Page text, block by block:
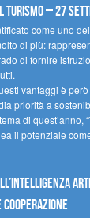
turismo – 27
come uno
di più:
di fornire
vantaggi è
priorità a
di quest’anno,
il potenziale
cooperazione